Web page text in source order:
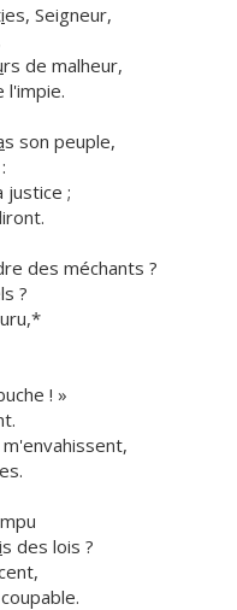
ies, Seigneur,
rs de malheur,
l'impie.
s son peuple,
justice ;
des méchants ?
?
! »
is des lois ?
coupable.